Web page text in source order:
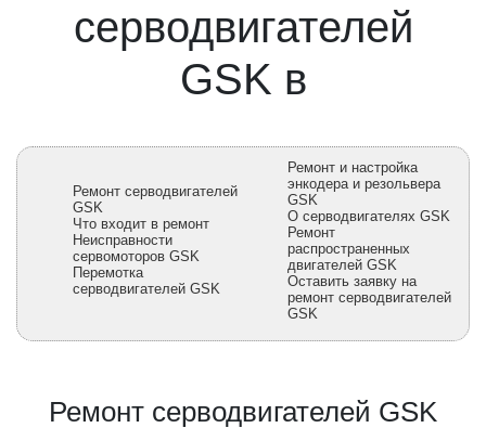
серводвигателей
GSK в
Ремонт серводвигателей
GSK
Что входит в ремонт
Неисправности
сервомоторов GSK
Перемотка
серводвигателей GSK
Ремонт и настройка
энкодера и резольвера
GSK
О серводвигателях GSK
Ремонт
распространенных
двигателей GSK
Оставить заявку на
ремонт серводвигателей
GSK
Ремонт серводвигателей GSK